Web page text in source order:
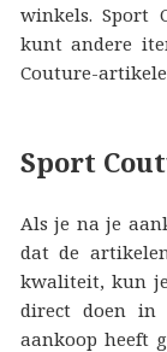
winkels. Sport
kunt andere
Couture-
Sport
Als je na je
dat de
kwaliteit, kun
direct doen in
aankoop heeft